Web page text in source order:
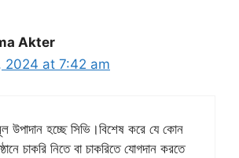
Akter
2024 at 7:42 am
উপাদান হচ্ছে সিভি।বিশেষ করে যে কোন
চাকরি নিতে বা চাকরিতে যোগদান করতে